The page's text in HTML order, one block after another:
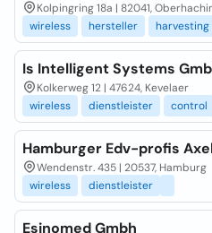
Kolpingring 18a | 82041,
wireless
hersteller harvesting
Is Intelligent Systems
Kolkerweg 12 | 47624, Kevelaer
wireless
dienstleister control
Hamburger Edv-profis
Wendenstr. 435 | 20537, Hamburg
wireless
dienstleister
Esinomed Gmbh